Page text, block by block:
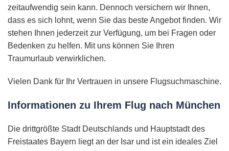
zeitaufwendig sein kann. Dennoch versichern wir Ihnen,
dass es sich lohnt, wenn Sie das beste Angebot finden. Wir
stehen Ihnen jederzeit zur Verfügung, um bei Fragen oder
Bedenken zu helfen. Mit uns können Sie Ihren
Traumurlaub verwirklichen.
Vielen Dank für Ihr Vertrauen in unsere Flugsuchmaschine.
Informationen zu Ihrem Flug nach München
Die drittgrößte Stadt Deutschlands und Hauptstadt des
Freistaates Bayern liegt an der Isar und ist ein ideales Ziel